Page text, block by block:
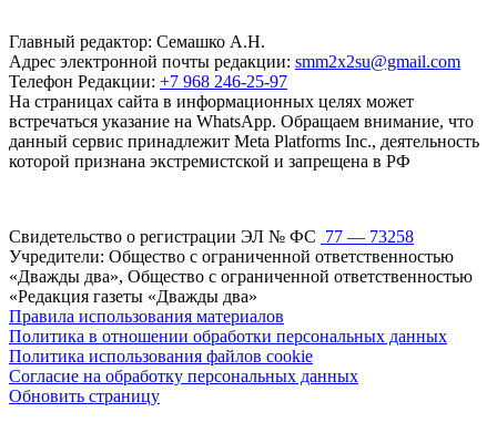
Главный редактор: Семашко А.Н.
Адрес электронной почты редакции: smm2x2su@gmail.com
Телефон Редакции: +7 968 246-25-97
На страницах сайта в информационных целях может
встречаться указание на WhatsApp. Обращаем внимание, что
данный сервис принадлежит Meta Platforms Inc., деятельность
которой признана экстремистской и запрещена в РФ
Свидетельство о регистрации ЭЛ № ФС 77 — 73258
Учредители: Общество с ограниченной ответственностью
«Дважды два», Общество с ограниченной ответственностью
«Редакция газеты «Дважды два»
Правила использования материалов
Политика в отношении обработки персональных данных
Политика использования файлов cookie
Согласие на обработку персональных данных
Обновить страницу